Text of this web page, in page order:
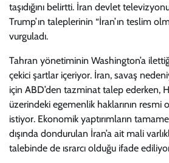
taşıdığını belirtti. İran devlet
Trump’ın taleplerinin “İran’ın teslim
vurguladı.
Tahran yönetiminin Washington’a
çekici şartlar içeriyor. İran, savaş
için ABD’den tazminat talep ederken,
üzerindeki egemenlik haklarının resmi
istiyor. Ekonomik yaptırımların
dışında dondurulan İran’a ait mali
talebinde de ısrarcı olduğu ifade